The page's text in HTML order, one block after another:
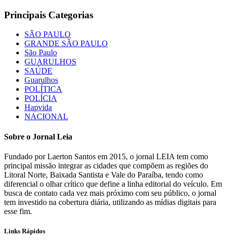
Principais Categorias
SÃO PAULO
GRANDE SÃO PAULO
São Paulo
GUARULHOS
SAÚDE
Guarulhos
POLÍTICA
POLÍCIA
Hapvida
NACIONAL
Sobre o Jornal Leia
Fundado por Laerton Santos em 2015, o jornal LEIA tem como
principal missão integrar as cidades que compõem as regiões do
Litoral Norte, Baixada Santista e Vale do Paraíba, tendo como
diferencial o olhar crítico que define a linha editorial do veículo. Em
busca de contato cada vez mais próximo com seu público, o jornal
tem investido na cobertura diária, utilizando as mídias digitais para
esse fim.
Links Rápidos